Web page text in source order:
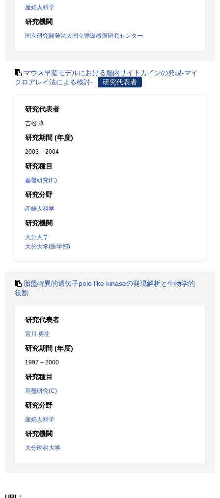
産婦人科学
研究機関
国立研究開発法人国立循環器病研究センター
マウス早産モデルにおける脳内サイトカインの発現-マイ
クロアレイ法による検討-
研究代表者
研究代表者
吉松 淳
研究期間 (年度)
2003 – 2004
研究種目
基盤研究(C)
研究分野
産婦人科学
研究機関
大分大学
大分大学(医学部)
胎盤特異的遺伝子polo like kinaseの発現解析と生物学的
役割
研究代表者
宮川 勇生
研究期間 (年度)
1997 – 2000
研究種目
基盤研究(C)
研究分野
産婦人科学
研究機関
大分医科大学